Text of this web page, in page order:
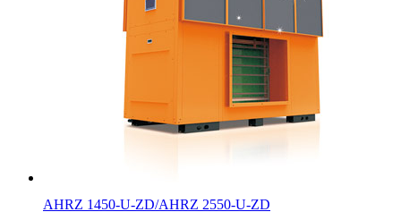
AHRZ 1450-U-ZD/AHRZ 2550-U-ZD